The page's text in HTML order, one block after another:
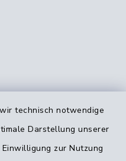
technisch notwendige
Darstellung unserer
zur Nutzung